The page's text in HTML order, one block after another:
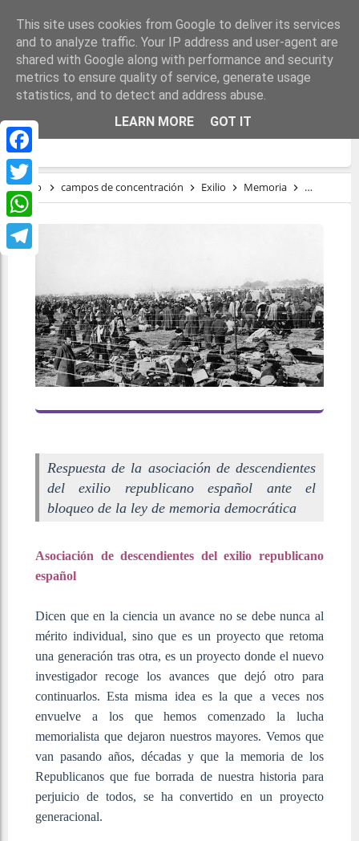
Facebook
Twitter
WhatsApp
ASOCIACIÓN DE DESCENDIENTES DEL
EXILIO REPUBLICANO ESPAÑOL
Inicio campos de concentración Exilio Memoria República
Respuesta de la asociación de descendientes
del exilio republicano español ante el
bloqueo de la ley de memoria democrática
Asociación de descendientes del exilio republicano
español
Dicen que en la ciencia un avance no se debe nunca al
mérito individual, sino que es un proyecto que retoma
una generación tras otra, es un proyecto donde el nuevo
investigador recoge los avances que dejó otro para
continuarlos. Esta misma idea es la que a veces nos
envuelve a los que hemos comenzado la lucha
memorialista que dejaron nuestros mayores. Vemos que
van pasando años, décadas y que la memoria de los
Republicanos que fue borrada de nuestra historia para
perjuicio de todos, se ha convertido en un proyecto
generacional.
This site uses cookies from Google to deliver its services
and to analyze traffic. Your IP address and user-agent are
shared with Google along with performance and security
metrics to ensure quality of service, generate usage
statistics, and to detect and address abuse.
LEARN MORE
GOT IT